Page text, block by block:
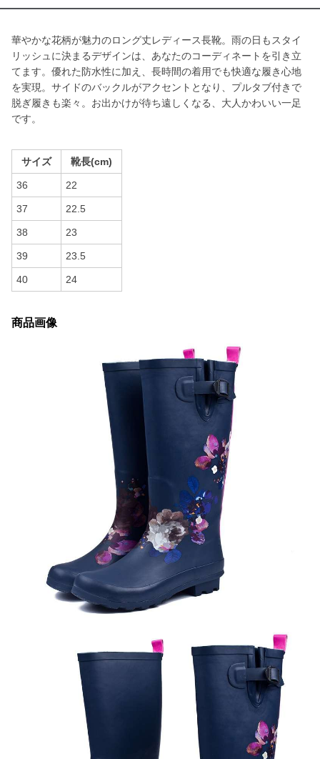
華やかな花柄が魅力のロング丈レディース長靴。雨の日もスタイ
リッシュに決まるデザインは、あなたのコーディネートを引き立
てます。優れた防水性に加え、長時間の着用でも快適な履き心地
を実現。サイドのバックルがアクセントとなり、プルタブ付きで
脱ぎ履きも楽々。お出かけが待ち遠しくなる、大人かわいい一足
です。
サイズ 靴長(cm)
36 22
37 22.5
38 23
39 23.5
40 24
商品画像